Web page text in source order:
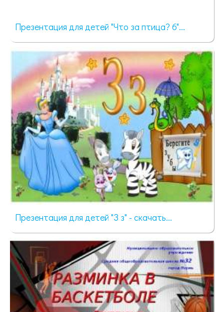
Презентация для детей "Что за птица? 6"...
299 просмотров
Презентация для детей "З з" - скачать...
291 просмотр